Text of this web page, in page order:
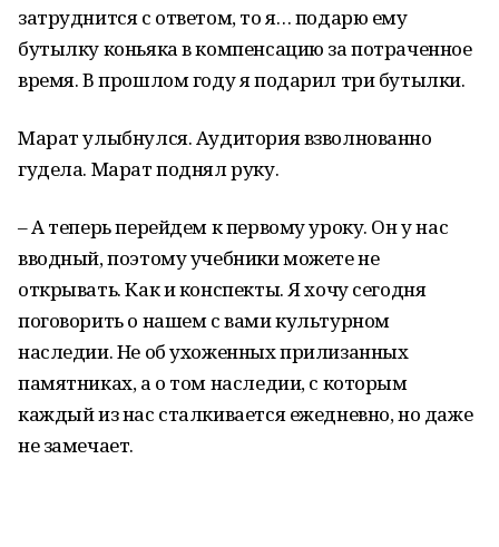
затруднится с ответом, то я… подарю ему
бутылку коньяка в компенсацию за потраченное
время. В прошлом году я подарил три бутылки.
Марат улыбнулся. Аудитория взволнованно
гудела. Марат поднял руку.
– А теперь перейдем к первому уроку. Он у нас
вводный, поэтому учебники можете не
открывать. Как и конспекты. Я хочу сегодня
поговорить о нашем с вами культурном
наследии. Не об ухоженных прилизанных
памятниках, а о том наследии, с которым
каждый из нас сталкивается ежедневно, но даже
не замечает.